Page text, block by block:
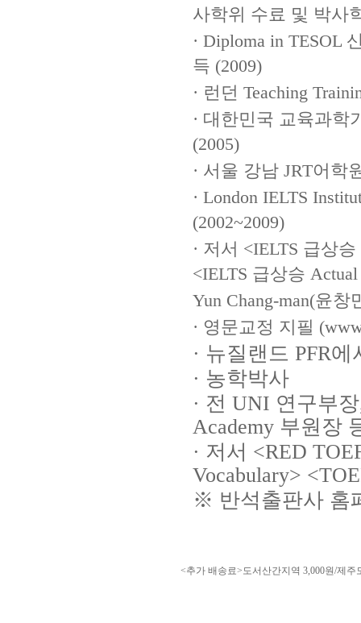
사학위 수료 및 박사
· Diploma in TESOL
득 (2009)
· 런던 Teaching
· 대한민국 교육과학
(2005)
· 서울 강남 JRT어학
· London IELTS
(2002~2009)
· 저서 <IELTS 급상
<IELTS 급상승
Yun Chang-man(윤창
· 영문교정 지필
· 뉴질랜드 PFR에
· 농학박사
· 전 UNI 연구부
Academy 부원장
· 저서 <RED
Vocabulary>
※ 반석출판사 홈
<추가 배송료>도서산간지역 3,000원/제주